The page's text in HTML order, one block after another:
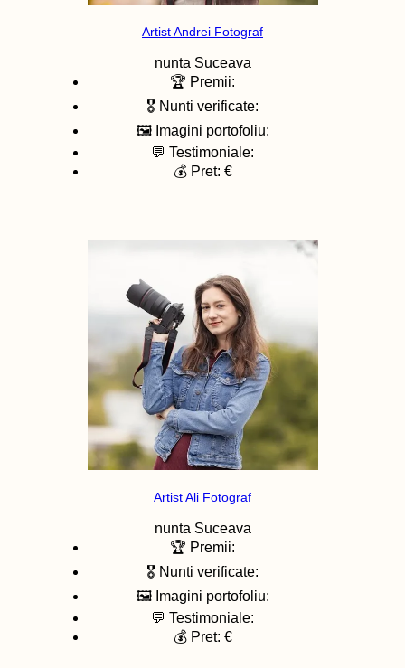
Artist Andrei Fotograf
nunta Suceava
🏆 Premii:
🎖️ Nunti verificate:
🖼️ Imagini portofoliu:
💬 Testimoniale:
💰 Pret: €
Artist Ali Fotograf
nunta Suceava
🏆 Premii:
🎖️ Nunti verificate:
🖼️ Imagini portofoliu:
💬 Testimoniale:
💰 Pret: €